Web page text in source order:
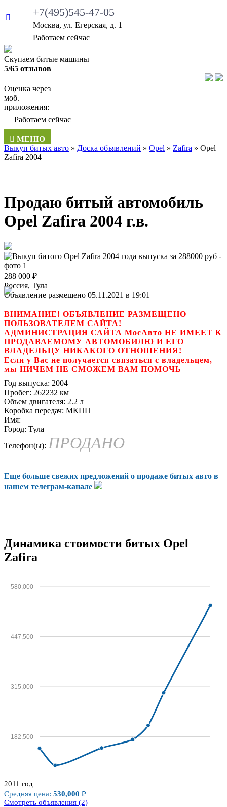
+7(495)545-47-05
Москва, ул. Егерская, д. 1
Работаем сейчас
Скупаем битые машины
5/65 отзывов
Оценка через
моб.
приложения:
Работаем сейчас
МЕНЮ
Выкуп битых авто » Доска объявлений » Opel » Zafira » Opel
Zafira 2004
Продаю битый автомобиль
Opel Zafira 2004 г.в.
288 000 ₽
Россия, Тула
Объявление размещено 05.11.2021 в 19:01
ВНИМАНИЕ! ОБЪЯВЛЕНИЕ РАЗМЕЩЕНО
ПОЛЬЗОВАТЕЛЕМ САЙТА!
АДМИНИСТРАЦИЯ САЙТА МосАвто НЕ ИМЕЕТ К
ПРОДАВАЕМОМУ АВТОМОБИЛЮ И ЕГО
ВЛАДЕЛЬЦУ НИКАКОГО ОТНОШЕНИЯ!
Если у Вас не получается связаться с владельцем,
мы НИЧЕМ НЕ СМОЖЕМ ВАМ ПОМОЧЬ
Год выпуска: 2004
Пробег: 262232 км
Объем двигателя: 2.2 л
Коробка передач: МКПП
Имя:
Город: Тула
Телефон(ы): ПРОДАНО
Еще больше свежих предложений о продаже битых авто в
нашем телеграм-канале
Динамика стоимости битых Opel
Zafira
50,000
182,500
315,000
447,500
580,000
2000
2011 год
Средняя цена: 530,000 ₽
Смотреть объявления (2)